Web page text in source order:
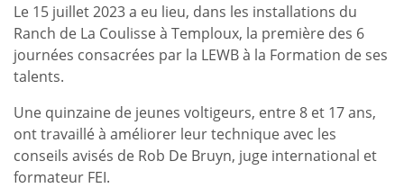
Le 15 juillet 2023 a eu lieu, dans les installations du
Ranch de La Coulisse à Temploux, la première des 6
journées consacrées par la LEWB à la Formation de ses
talents.
Une quinzaine de jeunes voltigeurs, entre 8 et 17 ans,
ont travaillé à améliorer leur technique avec les
conseils avisés de Rob De Bruyn, juge international et
formateur FEI.